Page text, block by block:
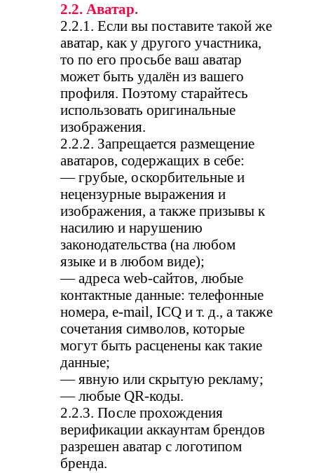
2.2. Аватар.
2.2.1. Если вы поставите такой же
аватар, как у другого участника,
то по его просьбе ваш аватар
может быть удалён из вашего
профиля. Поэтому старайтесь
использовать оригинальные
изображения.
2.2.2. Запрещается размещение
аватаров, содержащих в себе:
— грубые, оскорбительные и
нецензурные выражения и
изображения, а также призывы к
насилию и нарушению
законодательства (на любом
языке и в любом виде);
— адреса web-сайтов, любые
контактные данные: телефонные
номера, e-mail, ICQ и т. д., а также
сочетания символов, которые
могут быть расценены как такие
данные;
— явную или скрытую рекламу;
— любые QR-коды.
2.2.3. После прохождения
верификации аккаунтам брендов
разрешен аватар с логотипом
бренда.